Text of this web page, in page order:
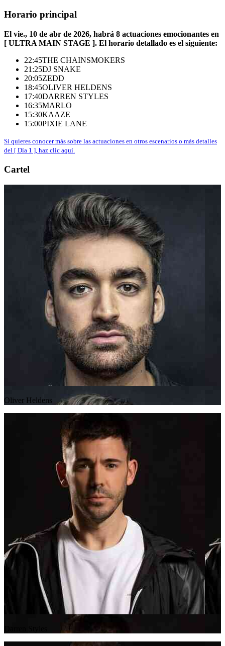
Horario principal
El vie., 10 de abr de 2026, habrá 8 actuaciones emocionantes en
[ ULTRA MAIN STAGE ]. El horario detallado es el siguiente:
22:45THE CHAINSMOKERS
21:25DJ SNAKE
20:05ZEDD
18:45OLIVER HELDENS
17:40DARREN STYLES
16:35MARLO
15:30KAAZE
15:00PIXIE LANE
Si quieres conocer más sobre las actuaciones en otros escenarios o más detalles
del [ Día 1 ], haz clic aquí.
Cartel
Oliver Heldens